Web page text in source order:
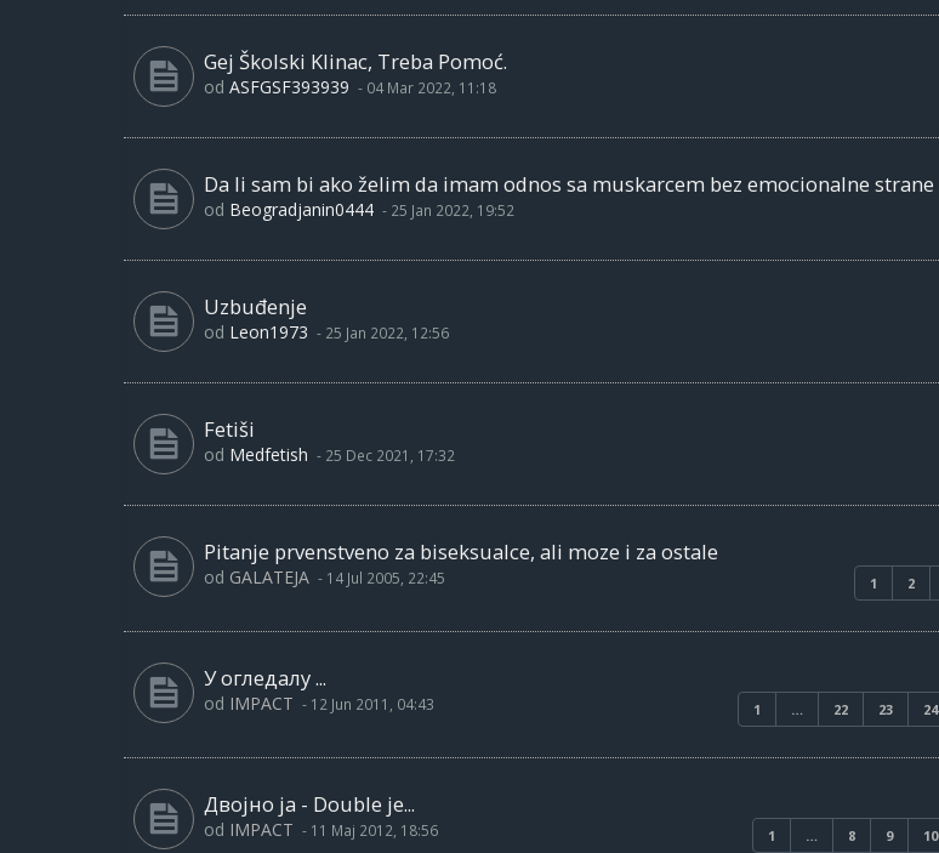
Gej Školski Klinac, Treba Pomoć.
od ASFGSF393939 - 04 Mar 2022, 11:18
Da li sam bi ako želim da imam odnos sa muskarcem bez emocionalne strane
od Beogradjanin0444 - 25 Jan 2022, 19:52
Uzbuđenje
od Leon1973 - 25 Jan 2022, 12:56
Fetiši
od Medfetish - 25 Dec 2021, 17:32
Pitanje prvenstveno za biseksualce, ali moze i za ostale
1 2
od GALATEJA - 14 Jul 2005, 22:45
У огледалу ...
1 … 22 23 24
od IMPACT - 12 Jun 2011, 04:43
Двојно ја - Double je...
1 … 8 9 10
od IMPACT - 11 Maj 2012, 18:56